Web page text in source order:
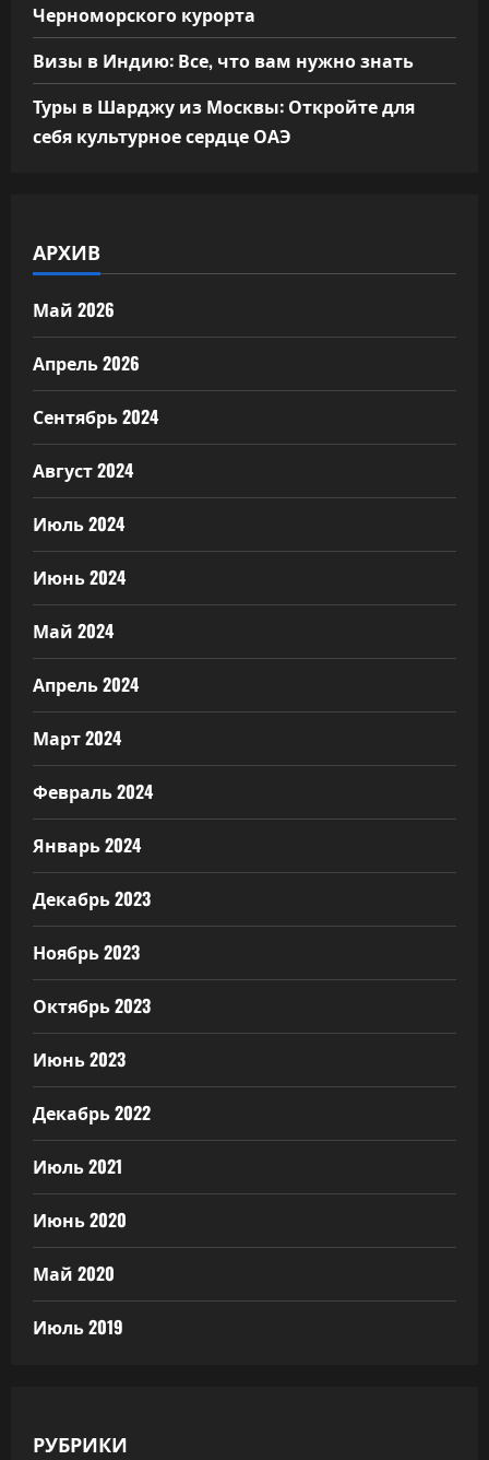
Черноморского курорта
Визы в Индию: Все, что вам нужно знать
Туры в Шарджу из Москвы: Откройте для
себя культурное сердце ОАЭ
АРХИВ
Май 2026
Апрель 2026
Сентябрь 2024
Август 2024
Июль 2024
Июнь 2024
Май 2024
Апрель 2024
Март 2024
Февраль 2024
Январь 2024
Декабрь 2023
Ноябрь 2023
Октябрь 2023
Июнь 2023
Декабрь 2022
Июль 2021
Июнь 2020
Май 2020
Июль 2019
РУБРИКИ